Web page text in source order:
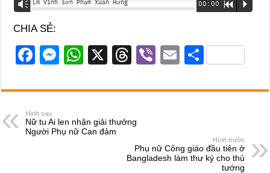
Vm Lm Vinh sơn Phạm Xuân Hưng 00:00 R P
CHIA SẺ:
F
c
e
b
M
ss
n
W
at
A
X
T
e
d
s
Vi
er
E
ail
S
ar
Hình sau
Nữ tu Ai len nhận giải thưởng
Người Phụ nữ Can đảm
Hình trước
Phụ nữ Công giáo đầu tiên ở
Bangladesh làm thư ký cho thủ
tướng